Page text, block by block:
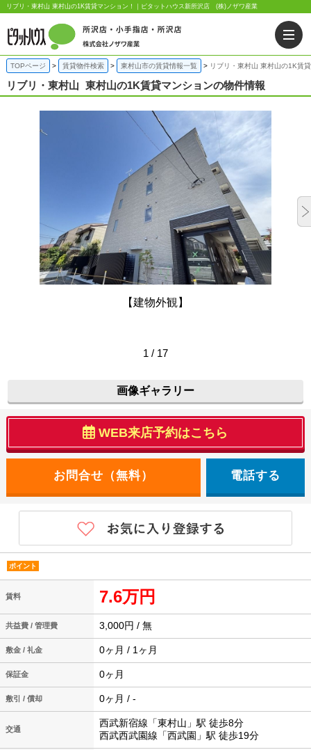
リブリ・東村山 東村山の1K賃貸マンション！｜ピタットハウス新所沢店 (株)ノザワ産業
TOPページ 賃貸物件検索 東村山市の賃貸情報一覧 リブリ・東村山 東村山の1K賃
リブリ・東村山 東村山の1K賃貸マンションの物件情報
【建物外観】
1 / 17
画像ギャラリー
WEB来店予約はこちら
電話する
ポイント
賃料 7.6万円
共益費 / 管理費 3,000円 / 無
敷金 / 礼金 0ヶ月 / 1ヶ月
保証金 0ヶ月
敷引 / 償却 0ヶ月 / -
交通
西武新宿線「東村山」駅 徒歩8分
西武西武園線「西武園」駅 徒歩19分